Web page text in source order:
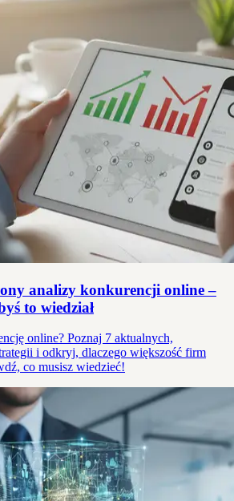
analizy konkurencji online –
to wiedział
online? Poznaj 7 aktualnych,
i odkryj, dlaczego większość firm
co musisz wiedzieć!